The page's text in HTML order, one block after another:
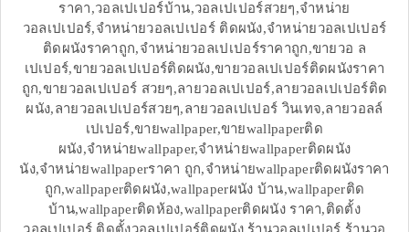
ราคา,วอลเปเปอร์บ้าน,วอลเปเปอร์สวยๆ,จำหน่าย
วอลเปเปอร์,จำหน่ายวอลเปเปอร์ ติดผนัง,จำหน่ายวอลเปเปอร์
ติดผนังราคาถูก,จำหน่ายวอลเปเปอร์ราคาถูก,ขายวอ ล
เปเปอร์,ขายวอลเปเปอร์ติดผนัง,ขายวอลเปเปอร์ติดผนังราคา
ถูก,ขายวอลเปเปอร์ สวยๆ,ลายวอลเปเปอร์,ลายวอลเปเปอร์ติด
ผนัง,ลายวอลเปเปอร์สวยๆ,ลายวอลเปเปอร์ วินเทจ,ลายวอลล์
เปเปอร์,ขายwallpaper,ขายwallpaperติด
ผนัง,จำหน่ายwallpaper,จำหน่ายwallpaperติดผนัง
นัง,จำหน่ายwallpaperราคา ถูก,จำหน่ายwallpaperติดผนังราคา
ถูก,wallpaperติดผนัง,wallpaperผนัง บ้าน,wallpaperติด
บ้าน,wallpaperติดห้อง,wallpaperติดผนัง ราคา,ติดตั้ง